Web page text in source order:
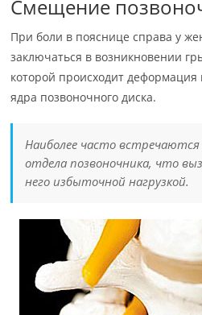
Смещение
При боли в пояснице справа у
заключаться в возникновении
которой происходит
ядра позвоночного диска.
Наиболее часто
отдела позвоночника, что
него избыточной нагрузкой.